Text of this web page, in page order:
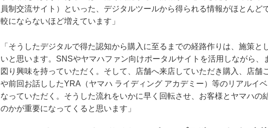
員制交流サイト）といった、デジタルツールから得られる情報がほとんど
較にならないほど増えています」
「そうしたデジタルで得た認知から購入に至るまでの経路作りは、施策と
いと思います。SNSやヤマハファン向けポータルサイトを活用しながら、
図り興味を持っていただく。そして、店舗へ来店していただき購入、店舗
や前回お話ししたYRA（ヤマハ ライディング アカデミー）等のリアルイ
なっていただく。そうした流れをいかに早く回転させ、お客様とヤマハの
のかが重要になってくると思います」